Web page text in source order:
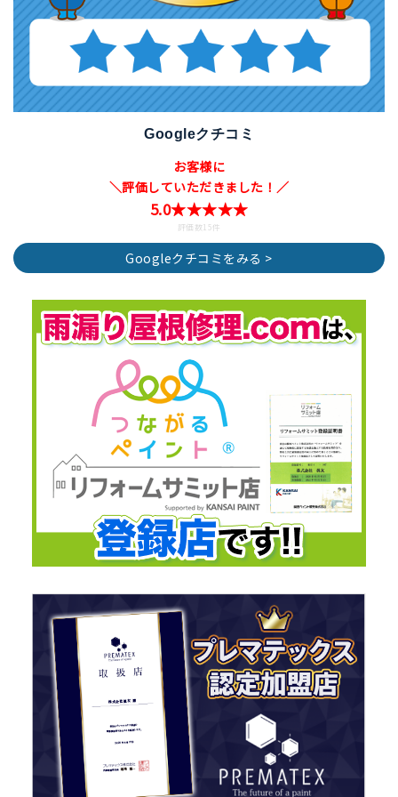
Googleクチコミ
お客様に
＼評価していただきました！／
5.0★★★★★
評価数15件
Googleクチコミをみる >